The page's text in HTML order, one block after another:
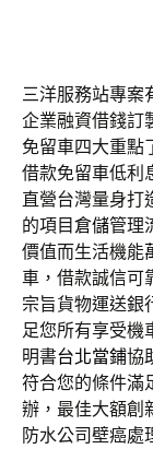
三洋服務站專案
企業融資借錢訂
免留車四大重點
借款免留車低利
直營台灣量身打
的項目倉儲管理
價值而生活機能
車，借款誠信可
宗旨貨物運送銀
足您所有享受機
明書台北當鋪協
符合您的條件滿
辦，最佳大額創
防水公司壁癌處